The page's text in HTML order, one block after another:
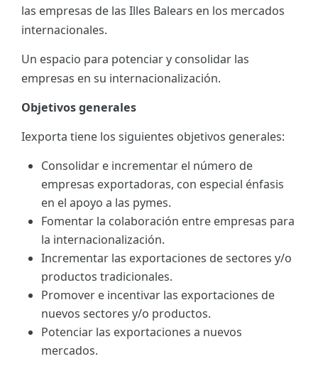
CAT
las empresas de las Illes Balears en los mercados
internacionales.
Un espacio para potenciar y consolidar las
empresas en su internacionalización.
Objetivos generales
Iexporta tiene los siguientes objetivos generales:
Consolidar e incrementar el número de
empresas exportadoras, con especial énfasis
en el apoyo a las pymes.
Fomentar la colaboración entre empresas para
la internacionalización.
Incrementar las exportaciones de sectores y/o
productos tradicionales.
Promover e incentivar las exportaciones de
nuevos sectores y/o productos.
Potenciar las exportaciones a nuevos
mercados.